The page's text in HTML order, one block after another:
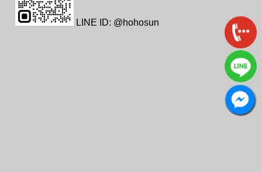
LINE ID: @hohosun